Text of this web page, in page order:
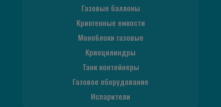
Газовые баллоны
Криогенные емкости
Моноблоки газовые
Криоцилиндры
Танк контейнеры
Газовое оборудование
Испарители